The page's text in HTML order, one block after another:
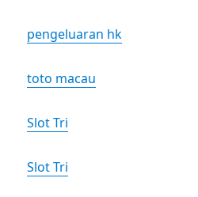
pengeluaran hk
toto macau
Slot Tri
Slot Tri